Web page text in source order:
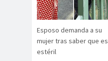
Esposo demanda a su
mujer tras saber que es
estéril